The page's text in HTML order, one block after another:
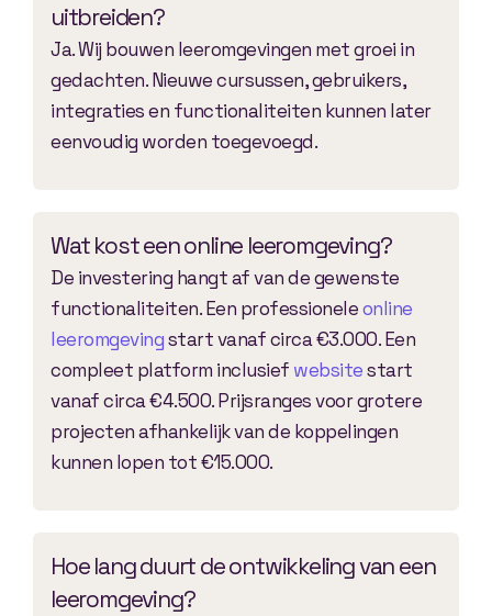
uitbreiden?
Ja. Wij bouwen leeromgevingen met groei in
gedachten. Nieuwe cursussen, gebruikers,
integraties en functionaliteiten kunnen later
eenvoudig worden toegevoegd.
Wat kost een online leeromgeving?
De investering hangt af van de gewenste
functionaliteiten. Een professioneleonline
leeromgevingstart vanaf circa €3.000. Een
compleet platform inclusief websitestart
vanaf circa €4.500. Prijsranges voor grotere
projecten afhankelijk van de koppelingen
kunnen lopen tot €15.000.
Hoe lang duurt de ontwikkeling van een
leeromgeving?